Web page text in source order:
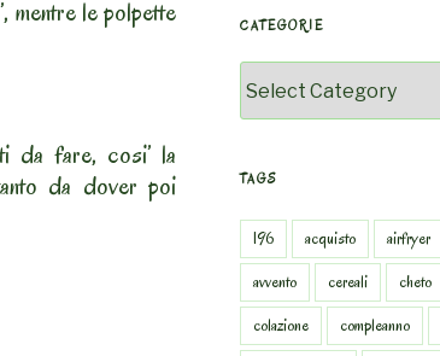
mentre le polpette
da fare, cosi’ la
da dover poi
CATEGORIE
TAGS
196 acquisto airfryer
avvento
cereali cheto
colazione
compleanno